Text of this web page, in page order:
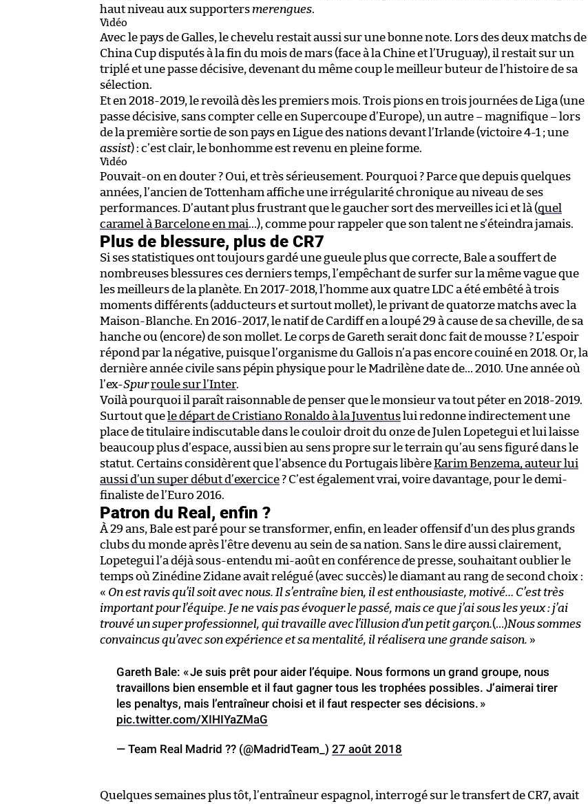
haut niveau aux supporters merengues.
Vidéo
Avec le pays de Galles, le chevelu restait aussi sur une bonne note. Lors des deux matchs de
China Cup disputés à la fin du mois de mars (face à la Chine et l’Uruguay), il restait sur un
triplé et une passe décisive, devenant du même coup le meilleur buteur de l’histoire de sa
sélection.
Et en 2018-2019, le revoilà dès les premiers mois. Trois pions en trois journées de Liga (une
passe décisive, sans compter celle en Supercoupe d’Europe), un autre – magnifique – lors
de la première sortie de son pays en Ligue des nations devant l’Irlande (victoire 4-1 ; une
assist) : c’est clair, le bonhomme est revenu en pleine forme.
Vidéo
Pouvait-on en douter ? Oui, et très sérieusement. Pourquoi ? Parce que depuis quelques
années, l’ancien de Tottenham affiche une irrégularité chronique au niveau de ses
performances. D’autant plus frustrant que le gaucher sort des merveilles ici et là (quel
caramel à Barcelone en mai…), comme pour rappeler que son talent ne s’éteindra jamais.
Plus de blessure, plus de CR7
Si ses statistiques ont toujours gardé une gueule plus que correcte, Bale a souffert de
nombreuses blessures ces derniers temps, l’empêchant de surfer sur la même vague que
les meilleurs de la planète. En 2017-2018, l’homme aux quatre LDC a été embêté à trois
moments différents (adducteurs et surtout mollet), le privant de quatorze matchs avec la
Maison-Blanche. En 2016-2017, le natif de Cardiff en a loupé 29 à cause de sa cheville, de sa
hanche ou (encore) de son mollet. Le corps de Gareth serait donc fait de mousse ? L’espoir
répond par la négative, puisque l’organisme du Gallois n’a pas encore couiné en 2018. Or, la
dernière année civile sans pépin physique pour le Madrilène date de… 2010. Une année où
l’ex-Spurroule sur l’Inter.
Voilà pourquoi il paraît raisonnable de penser que le monsieur va tout péter en 2018-2019.
Surtout que le départ de Cristiano Ronaldo à la Juventus lui redonne indirectement une
place de titulaire indiscutable dans le couloir droit du onze de Julen Lopetegui et lui laisse
beaucoup plus d’espace, aussi bien au sens propre sur le terrain qu’au sens figuré dans le
statut. Certains considèrent que l’absence du Portugais libèreKarim Benzema, auteur lui
aussi d’un super début d’exercice? C’est également vrai, voire davantage, pour le demi-
finaliste de l’Euro 2016.
Patron du Real, enfin ?
À 29 ans, Bale est paré pour se transformer, enfin, en leader offensif d’un des plus grands
clubs du monde après l’être devenu au sein de sa nation. Sans le dire aussi clairement,
Lopetegui l’a déjà sous-entendu mi-août en conférence de presse, souhaitant oublier le
temps où Zinédine Zidane avait relégué (avec succès) le diamant au rang de second choix :
« On est ravis qu’il soit avec nous. Il s’entraîne bien, il est enthousiaste, motivé… C’est très
important pour l’équipe. Je ne vais pas évoquer le passé, mais ce que j’ai sous les yeux : j’ai
trouvé un super professionnel, qui travaille avec l’illusion d’un petit garçon.(…)Nous sommes
convaincus qu’avec son expérience et sa mentalité, il réalisera une grande saison. »
Gareth Bale: « Je suis prêt pour aider l’équipe. Nous formons un grand groupe, nous
travaillons bien ensemble et il faut gagner tous les trophées possibles. J’aimerai tirer
les penaltys, mais l’entraîneur choisi et il faut respecter ses décisions. »
pic.twitter.com/XIHIYaZMaG
— Team Real Madrid ?? (@MadridTeam_) 27 août 2018
Quelques semaines plus tôt, l’entraîneur espagnol, interrogé sur le transfert de CR7, avait